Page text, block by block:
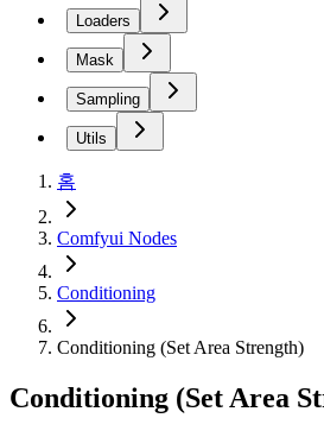
Loaders
Mask
Sampling
Utils
홈
Comfyui Nodes
Conditioning
Conditioning (Set Area Strength)
Conditioning (Set Area